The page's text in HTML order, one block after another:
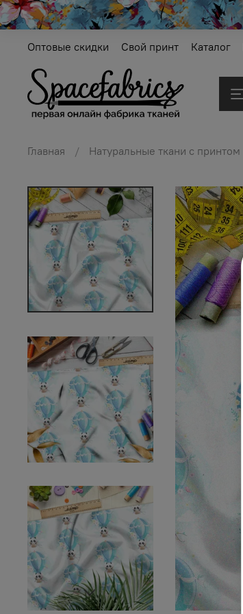
Оптовые скидки Свой принт Каталог
Главная Натуральные ткани с принтом